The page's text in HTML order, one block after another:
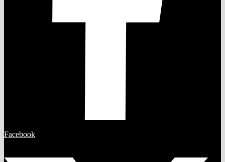
Facebook